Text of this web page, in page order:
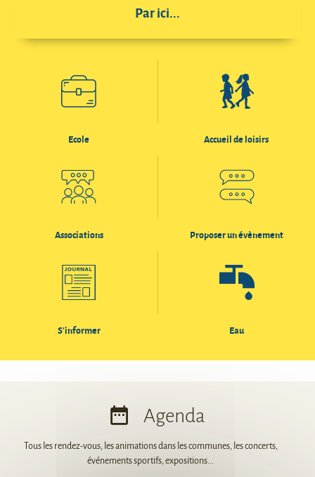
Par ici...
Ecole Accueil de loisirs
Associations Proposer un évènement
S'informer Eau
Agenda
Tous les rendez-vous, les animations dans les communes, les concerts,
événements sportifs, expositions...